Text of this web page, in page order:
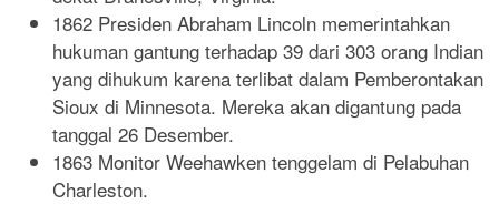
1862 Presiden Abraham Lincoln memerintahkan
hukuman gantung terhadap 39 dari 303 orang Indian
yang dihukum karena terlibat dalam Pemberontakan
Sioux di Minnesota. Mereka akan digantung pada
tanggal 26 Desember.
1863 Monitor Weehawken tenggelam di Pelabuhan
Charleston.